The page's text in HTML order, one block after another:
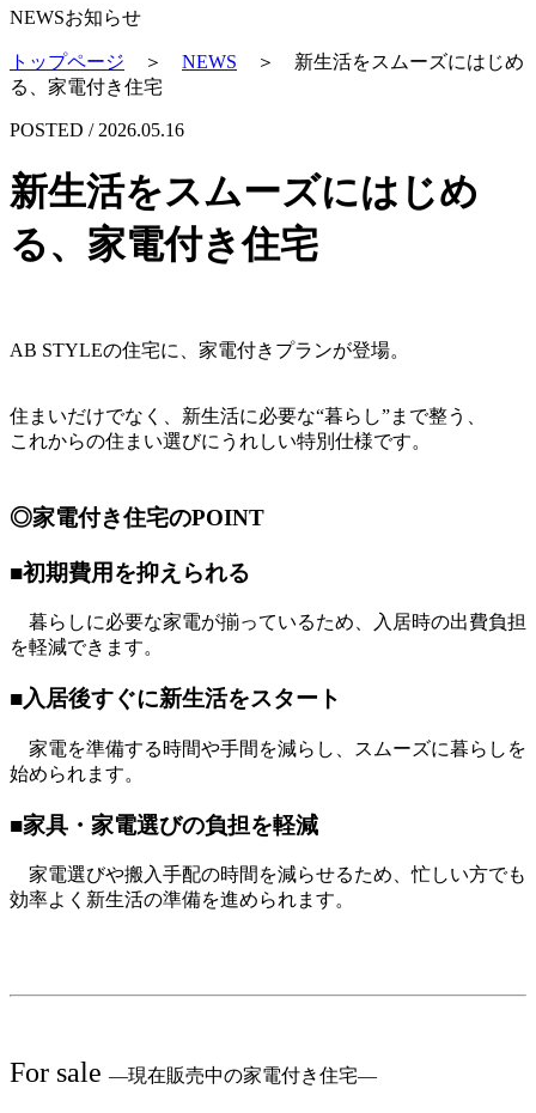
NEWSお知らせ
トップページ ＞ NEWS ＞ 新生活をスムーズにはじめ
る、家電付き住宅
POSTED / 2026.05.16
新生活をスムーズにはじめ
る、家電付き住宅
AB STYLEの住宅に、家電付きプランが登場。
住まいだけでなく、新生活に必要な“暮らし”まで整う、
これからの住まい選びにうれしい特別仕様です。
◎家電付き住宅のPOINT
■初期費用を抑えられる
暮らしに必要な家電が揃っているため、入居時の出費負担
を軽減できます。
■入居後すぐに新生活をスタート
家電を準備する時間や手間を減らし、スムーズに暮らしを
始められます。
■家具・家電選びの負担を軽減
家電選びや搬入手配の時間を減らせるため、忙しい方でも
効率よく新生活の準備を進められます。
For sale ―現在販売中の家電付き住宅―